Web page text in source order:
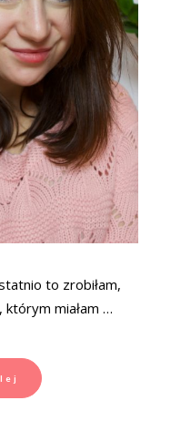
to zrobiłam,
którym miałam …